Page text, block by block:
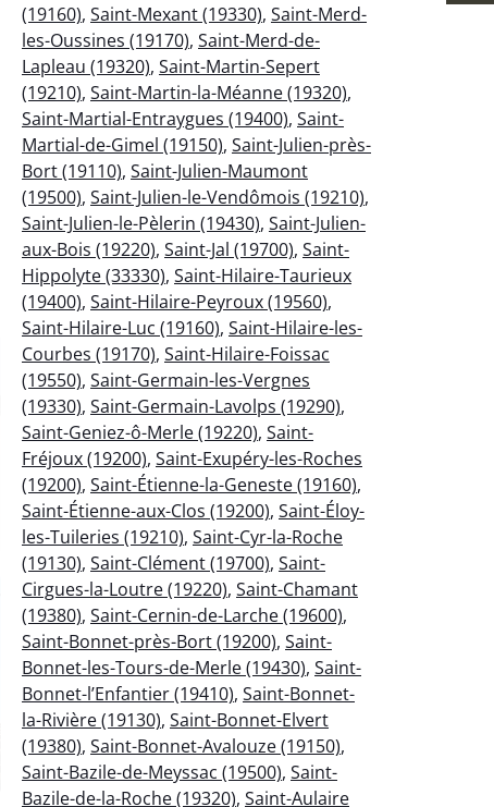
(19160), Saint-Mexant (19330), Saint-Merd-
les-Oussines (19170), Saint-Merd-de-
Lapleau (19320), Saint-Martin-Sepert
(19210), Saint-Martin-la-Méanne (19320),
Saint-Martial-Entraygues (19400), Saint-
Martial-de-Gimel (19150), Saint-Julien-près-
Bort (19110), Saint-Julien-Maumont
(19500), Saint-Julien-le-Vendômois (19210),
Saint-Julien-le-Pèlerin (19430), Saint-Julien-
aux-Bois (19220), Saint-Jal (19700), Saint-
Hippolyte (33330), Saint-Hilaire-Taurieux
(19400), Saint-Hilaire-Peyroux (19560),
Saint-Hilaire-Luc (19160), Saint-Hilaire-les-
Courbes (19170), Saint-Hilaire-Foissac
(19550), Saint-Germain-les-Vergnes
(19330), Saint-Germain-Lavolps (19290),
Saint-Geniez-ô-Merle (19220), Saint-
Fréjoux (19200), Saint-Exupéry-les-Roches
(19200), Saint-Étienne-la-Geneste (19160),
Saint-Étienne-aux-Clos (19200), Saint-Éloy-
les-Tuileries (19210), Saint-Cyr-la-Roche
(19130), Saint-Clément (19700), Saint-
Cirgues-la-Loutre (19220), Saint-Chamant
(19380), Saint-Cernin-de-Larche (19600),
Saint-Bonnet-près-Bort (19200), Saint-
Bonnet-les-Tours-de-Merle (19430), Saint-
Bonnet-l’Enfantier (19410), Saint-Bonnet-
la-Rivière (19130), Saint-Bonnet-Elvert
(19380), Saint-Bonnet-Avalouze (19150),
Saint-Bazile-de-Meyssac (19500), Saint-
Bazile-de-la-Roche (19320), Saint-Aulaire